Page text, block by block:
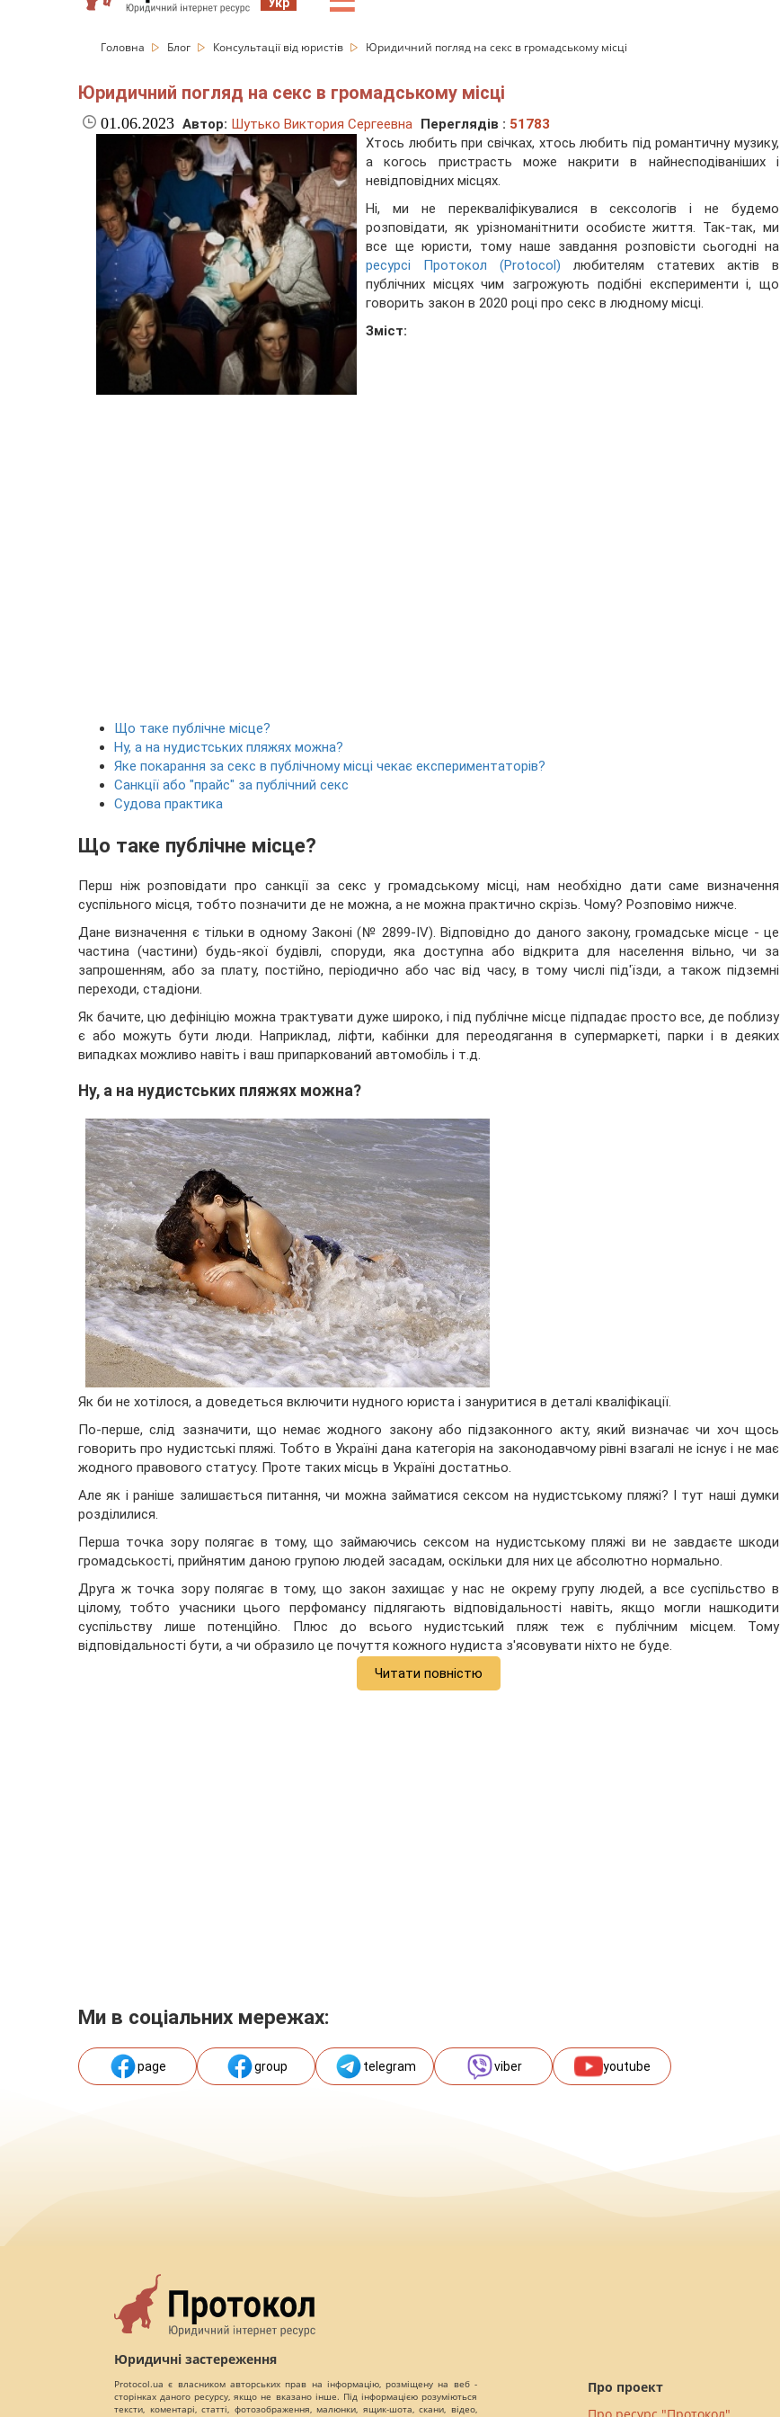
Головна Блог Консультації від юристів Юридичний погляд на секс в громадському місці
Юридичний погляд на секс в громадському місці
01.06.2023 Автор: Шутько Виктория Сергеевна Переглядів : 51783
Хтось любить при свічках, хтось любить під романтичну музику,
а когось пристрасть може накрити в найнесподіваніших і
невідповідних місцях.
Ні, ми не перекваліфікувалися в сексологів і не будемо
розповідати, як урізноманітнити особисте життя. Так-так, ми
все ще юристи, тому наше завдання розповісти сьогодні на
ресурсі Протокол (Protocol) любителям статевих актів в
публічних місцях чим загрожують подібні експерименти і, що
говорить закон в 2020 році про секс в людному місці.
Зміст:
Що таке публічне місце?
Ну, а на нудистських пляжях можна?
Яке покарання за секс в публічному місці чекає експериментаторів?
Санкції або "прайс" за публічний секс
Судова практика
Що таке публічне місце?
Перш ніж розповідати про санкції за секс у громадському місці, нам необхідно дати саме визначення
суспільного місця, тобто позначити де не можна, а не можна практично скрізь. Чому? Розповімо нижче.
Дане визначення є тільки в одному Законі (№ 2899-IV). Відповідно до даного закону, громадське місце - це
частина (частини) будь-якої будівлі, споруди, яка доступна або відкрита для населення вільно, чи за
запрошенням, або за плату, постійно, періодично або час від часу, в тому числі під'їзди, а також підземні
переходи, стадіони.
Як бачите, цю дефініцію можна трактувати дуже широко, і під публічне місце підпадає просто все, де поблизу
є або можуть бути люди. Наприклад, ліфти, кабінки для переодягання в супермаркеті, парки і в деяких
випадках можливо навіть і ваш припаркований автомобіль і т.д.
Ну, а на нудистських пляжях можна?
Як би не хотілося, а доведеться включити нудного юриста і зануритися в деталі кваліфікації.
По-перше, слід зазначити, що немає жодного закону або підзаконного акту, який визначає чи хоч щось
говорить про нудистські пляжі. Тобто в Україні дана категорія на законодавчому рівні взагалі не існує і не має
жодного правового статусу. Проте таких місць в Україні достатньо.
Але як і раніше залишається питання, чи можна займатися сексом на нудистському пляжі? І тут наші думки
розділилися.
Перша точка зору полягає в тому, що займаючись сексом на нудистському пляжі ви не завдаєте шкоди
громадськості, прийнятим даною групою людей засадам, оскільки для них це абсолютно нормально.
Друга ж точка зору полягає в тому, що закон захищає у нас не окрему групу людей, а все суспільство в
цілому, тобто учасники цього перфомансу підлягають відповідальності навіть, якщо могли нашкодити
суспільству лише потенційно. Плюс до всього нудистський пляж теж є публічним місцем. Тому
відповідальності бути, а чи образило це почуття кожного нудиста з'ясовувати ніхто не буде.
Читати повністю
Ми в соціальних мережах:
page group telegram viber youtube
Юридичні застереження
Protocol.ua є власником авторських прав на інформацію, розміщену на веб -
сторінках даного ресурсу, якщо не вказано інше. Під інформацією розуміються
тексти, коментарі, статті, фотозображення, малюнки, ящик-шота, скани, відео,
Про проект